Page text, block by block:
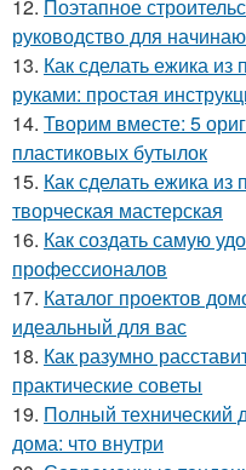
12. Поэтапное
руководство для
13. Как сделать ежика из
руками: простая
14. Творим вместе: 5
пластиковых бутылок
15. Как сделать ежика из
творческая мастерская
16. Как создать самую
профессионалов
17. Каталог проектов
идеальный для вас
18. Как разумно
практические советы
19. Полный технический
дома: что внутри